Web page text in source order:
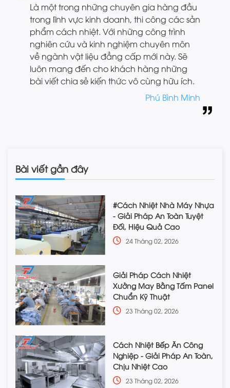
Là một trong những chuyên gia hàng đầu
trong lĩnh vực kinh doanh, thi công các sản
phẩm cách nhiệt. Với những công trình
nghiên cứu và kinh nghiệm chuyên môn
về ngành vật liệu đẳng cấp mới này. Sẽ
luôn mang đến cho khách hàng những
bài viết chia sẻ kiến thức vô cùng hữu ích.
Phú Bình Minh
Bài viết gần đây
#Cách Nhiệt Nhà Máy Nhựa
- Giải Pháp An Toàn Tuyệt
Đối, Hiệu Quả Cao
24 Tháng 02, 2026
Giải Pháp Cách Nhiệt
Xưởng May Bằng Tấm Panel
Chuẩn Kỹ Thuật
23 Tháng 02, 2026
Cách Nhiệt Bếp Ăn Công
Nghiệp - Giải Pháp An Toàn,
Chịu Nhiệt Cao
23 Tháng 02, 2026